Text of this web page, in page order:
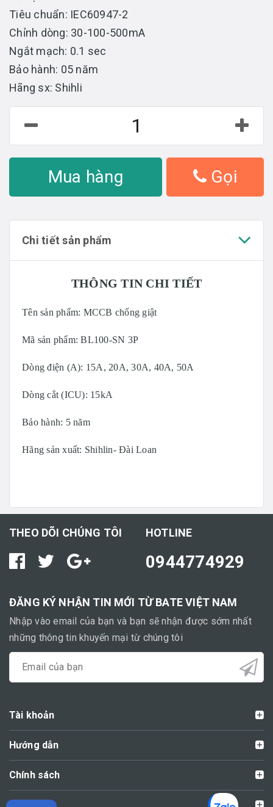
Tiêu chuẩn: IEC60947-2
Chỉnh dòng: 30-100-500mA
Ngắt mạch: 0.1 sec
Bảo hành: 05 năm
Hãng sx: Shihli
Mua hàng Gọi
Chi tiết sản phẩm
THÔNG TIN CHI TIẾT
Tên sản phẩm: MCCB chống giật
Mã sản phẩm: BL100-SN 3P
Dòng điện (A): 15A, 20A, 30A, 40A, 50A
Dòng cắt (ICU): 15kA
Bảo hành: 5 năm
Hãng sản xuất: Shihlin- Đài Loan
THEO DÕI CHÚNG TÔI HOTLINE
0944774929
ĐĂNG KÝ NHẬN TIN MỚI TỪ BATE VIỆT NAM
Nhập vào email của bạn và bạn sẽ nhận được sớm nhất
những thông tin khuyến mại từ chúng tôi
Tài khoản
Hướng dẫn
Chính sách
Liên hệ